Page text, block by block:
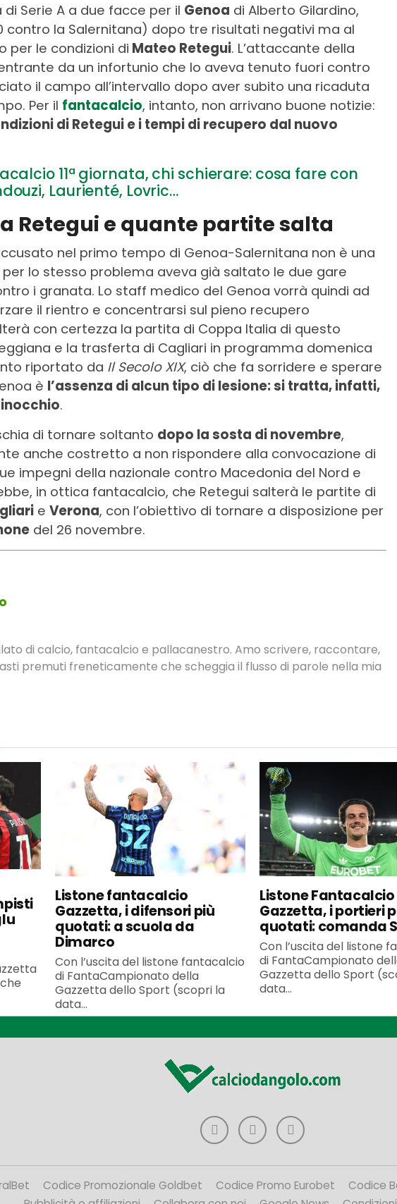
di Serie A a due facce per il Genoa di Alberto Gilardino,
contro la Salernitana) dopo tre risultati negativi ma al
le condizioni di Mateo Retegui. L’attaccante della
da un infortunio che lo aveva tenuto fuori contro
il campo all’intervallo dopo aver subito una ricaduta
Per il fantacalcio, intanto, non arrivano buone notizie:
di Retegui e i tempi di recupero dal nuovo
11ª giornata, chi schierare: cosa fare con
Laurienté, Lovric…
Retegui e quante partite salta
nel primo tempo di Genoa-Salernitana non è una
lo stesso problema aveva già saltato le due gare
i granata. Lo staff medico del Genoa vorrà quindi ad
il rientro e concentrarsi sul pieno recupero
con certezza la partita di Coppa Italia di questo
e la trasferta di Cagliari in programma domenica
riportato da Il Secolo XIX, ciò che fa sorridere e sperare
è l’assenza di alcun tipo di lesione: si tratta, infatti,
.
di tornare soltanto dopo la sosta di novembre,
anche costretto a non rispondere alla convocazione di
impegni della nazionale contro Macedonia del Nord e
in ottica fantacalcio, che Retegui salterà le partite di
e Verona, con l’obiettivo di tornare a disposizione per
del 26 novembre.
di calcio, fantacalcio e pallacanestro. Amo scrivere, raccontare,
premuti freneticamente che scheggia il flusso di parole nella mia
Listone fantacalcio
Gazzetta, i difensori più
quotati: a scuola da
Dimarco
Con l’uscita del listone fantacalcio
di FantaCampionato della
Gazzetta dello Sport (scopri la
data...
Listone Fantacalcio
Gazzetta, i portieri
quotati: comanda
Con l’uscita del listone
di FantaCampionato
Gazzetta dello Sport
data...
Codice Promozionale Goldbet Codice Promo Eurobet Codice